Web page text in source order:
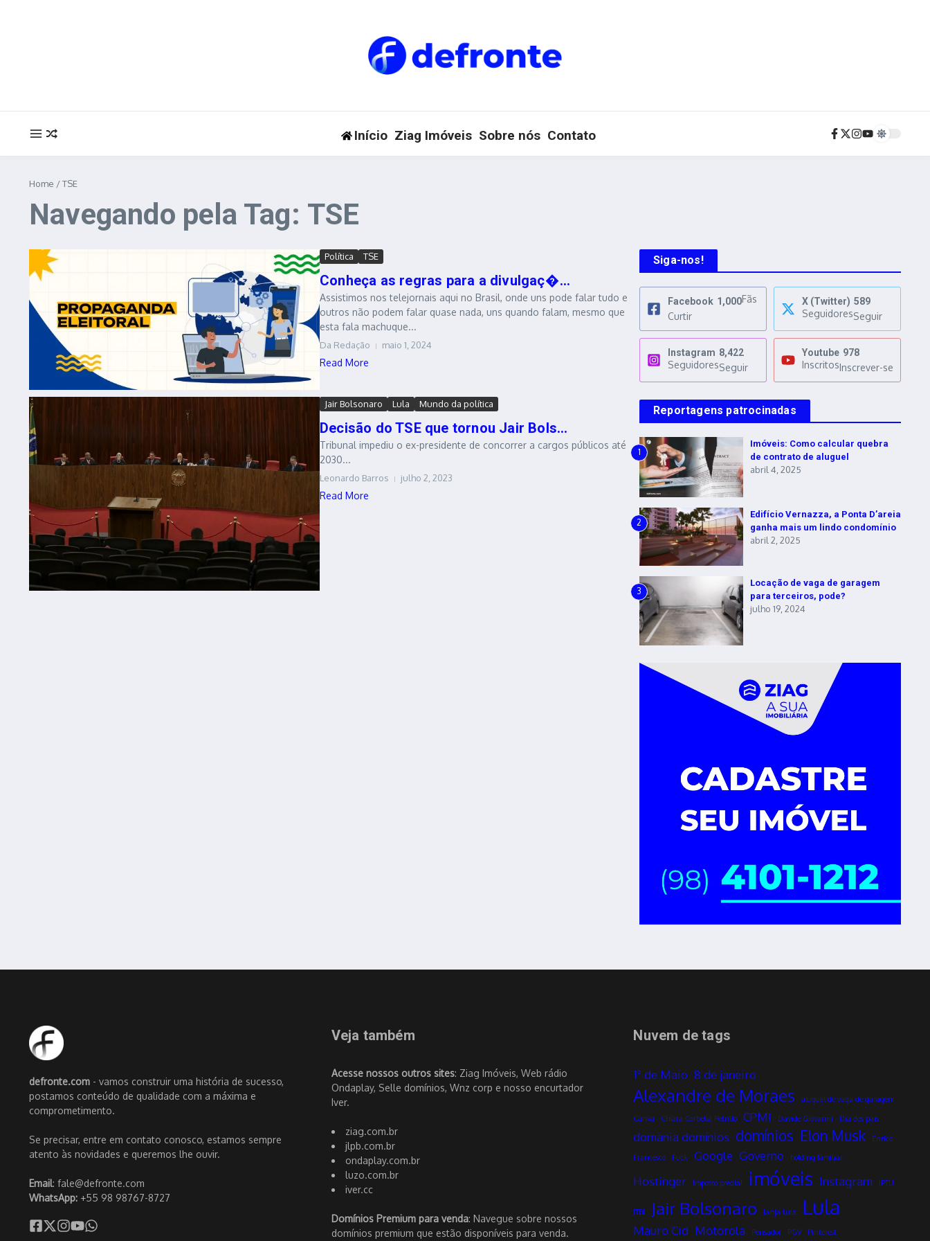
Início Ziag Imóveis Sobre nós Contato
Home /TSE
Navegando pela Tag: TSE
Política TSE
Conheça as regras para a divulgaç�...
Assistimos nos telejornais aqui no Brasil, onde uns pode falar tudo e
outros não podem falar quase nada, uns quando falam, mesmo que
esta fala machuque...
Da Redação maio 1, 2024
Read More
Jair Bolsonaro Lula Mundo da política
Decisão do TSE que tornou Jair Bols...
Tribunal impediu o ex-presidente de concorrer a cargos públicos até
2030...
Leonardo Barros julho 2, 2023
Read More
Siga-nos!
Facebook 1,000Fãs
Curtir
X (Twitter) 589
SeguidoresSeguir
Instagram 8,422
SeguidoresSeguir
Youtube 978
InscritosInscrever-se
Reportagens patrocinadas
1
Imóveis: Como calcular quebra
de contrato de aluguel
abril 4, 2025
2
Edifício Vernazza, a Ponta D’areia
ganha mais um lindo condomínio
abril 2, 2025
3
Locação de vaga de garagem
para terceiros, pode?
julho 19, 2024
defronte.com - vamos construir uma história de sucesso,
postamos conteúdo de qualidade com a máxima e
comprometimento.
Se precisar, entre em contato conosco, estamos sempre
atento às novidades e queremos lhe ouvir.
Email: fale@defronte.com
WhatsApp: +55 98 98767-8727
Veja também
Acesse nossos outros sites: Ziag Imóveis, Web rádio
Ondaplay, Selle domínios, Wnz corp e nosso encurtador
Iver.
ziag.com.br
jlpb.com.br
ondaplay.com.br
luzo.com.br
iver.cc
Domínios Premium para venda: Navegue sobre nossos
domínios premium que estão disponíveis para venda.
Nuvem de tags
1º de Maio 8 de janeiro
Alexandre de Moraes
aluguel de vaga de garagem
Canva
Chiara Corbella Petrillo CPMI Davide Giovanni Dia dos pais
domania domínios domínios Elon Musk
Enrico
Francesco
Fuck Google Governo holding familiar
Hostinger Imposto predial imóveis Instagram IPTU
ITBI Jair Bolsonaro Janja Lula Lula
Mauro Cid Motorola Pensador PGV Pinterest